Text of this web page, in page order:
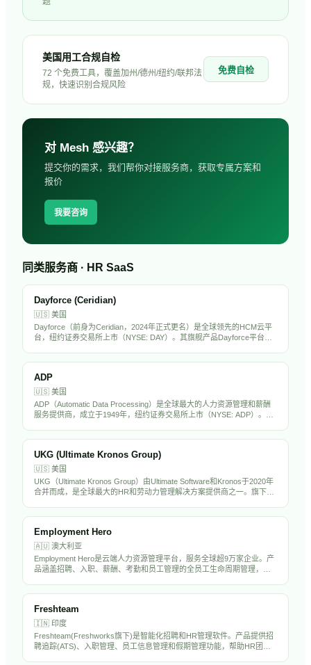
美国用工合规自检
72 个免费工具，覆盖加州/德州/纽约/联邦法
规，快速识别合规风险
免费自检
对 Mesh 感兴趣？
提交你的需求，我们帮你对接服务商，获取专属方案和
报价
我要咨询
同类服务商 · HR SaaS
Dayforce (Ceridian)
🇺🇸 美国
Dayforce（前身为Ceridian，2024年正式更名）是全球领先的HCM云平
台，纽约证券交易所上市（NYSE: DAY）。其旗舰产品Dayforce平台整
ADP
🇺🇸 美国
ADP（Automatic Data Processing）是全球最大的人力资源管理和薪酬
服务提供商，成立于1949年，纽约证券交易所上市（NYSE: ADP）。公
UKG (Ultimate Kronos Group)
🇺🇸 美国
UKG（Ultimate Kronos Group）由Ultimate Software和Kronos于2020年
合并而成，是全球最大的HR和劳动力管理解决方案提供商之一。旗下产
Employment Hero
🇦🇺 澳大利亚
Employment Hero是云端人力资源管理平台，服务全球超9万家企业。产
品涵盖招聘、入职、薪酬、考勤和员工管理的全员工生命周期管理，帮
Freshteam
🇮🇳 印度
Freshteam(Freshworks旗下)是智能化招聘和HR管理软件。产品提供招
聘追踪(ATS)、入职管理、员工信息管理和假期管理功能，帮助HR团队